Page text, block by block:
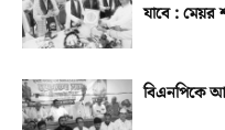
যাবে : মেয়র
বিএনপিকে